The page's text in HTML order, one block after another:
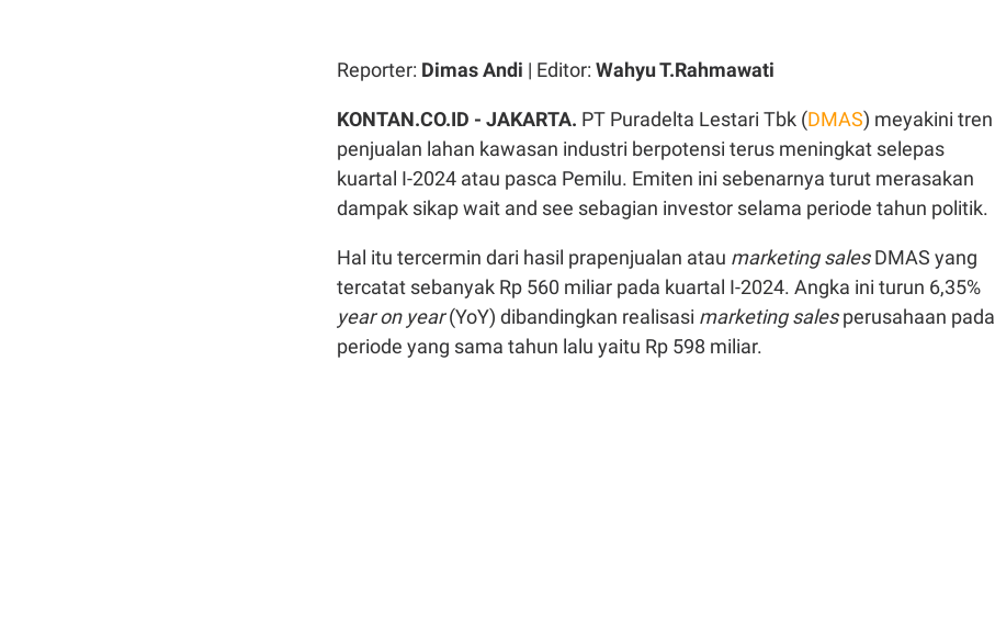
Reporter: Dimas Andi | Editor: Wahyu T.Rahmawati
KONTAN.CO.ID - JAKARTA. PT Puradelta Lestari Tbk (DMAS) meyakini tren
penjualan lahan kawasan industri berpotensi terus meningkat selepas
kuartal I-2024 atau pasca Pemilu. Emiten ini sebenarnya turut merasakan
dampak sikap wait and see sebagian investor selama periode tahun politik.
Hal itu tercermin dari hasil prapenjualan atau marketing salesDMAS yang
tercatat sebanyak Rp 560 miliar pada kuartal I-2024. Angka ini turun 6,35%
year on year(YoY) dibandingkan realisasi marketing salesperusahaan pada
periode yang sama tahun lalu yaitu Rp 598 miliar.